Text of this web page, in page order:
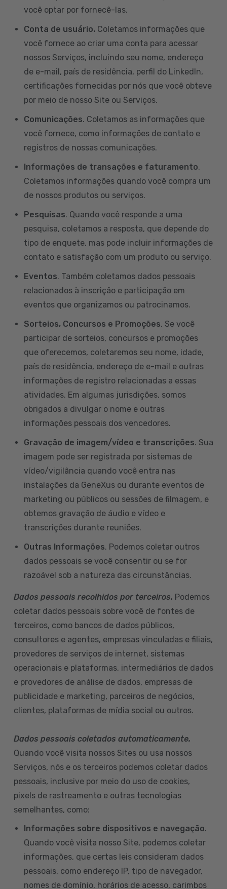
você optar por fornecê-las.
Conta de usuário. Coletamos informações que
você fornece ao criar uma conta para acessar
nossos Serviços, incluindo seu nome, endereço
de e-mail, país de residência, perfil do LinkedIn,
certificações fornecidas por nós que você obteve
por meio de nosso Site ou Serviços.
Comunicações. Coletamos as informações que
você fornece, como informações de contato e
registros de nossas comunicações.
Informações de transações e faturamento.
Coletamos informações quando você compra um
de nossos produtos ou serviços.
Pesquisas. Quando você responde a uma
pesquisa, coletamos a resposta, que depende do
tipo de enquete, mas pode incluir informações de
contato e satisfação com um produto ou serviço.
Eventos. Também coletamos dados pessoais
relacionados à inscrição e participação em
eventos que organizamos ou patrocinamos.
Sorteios, Concursos e Promoções. Se você
participar de sorteios, concursos e promoções
que oferecemos, coletaremos seu nome, idade,
país de residência, endereço de e-mail e outras
informações de registro relacionadas a essas
atividades. Em algumas jurisdições, somos
obrigados a divulgar o nome e outras
informações pessoais dos vencedores.
Gravação de imagem/vídeo e transcrições. Sua
imagem pode ser registrada por sistemas de
vídeo/vigilância quando você entra nas
instalações da GeneXus ou durante eventos de
marketing ou públicos ou sessões de filmagem, e
obtemos gravação de áudio e vídeo e
transcrições durante reuniões.
Outras Informações. Podemos coletar outros
dados pessoais se você consentir ou se for
razoável sob a natureza das circunstâncias.
Dados pessoais recolhidos por terceiros. Podemos
coletar dados pessoais sobre você de fontes de
terceiros, como bancos de dados públicos,
consultores e agentes, empresas vinculadas e filiais,
provedores de serviços de internet, sistemas
operacionais e plataformas, intermediários de dados
e provedores de análise de dados, empresas de
publicidade e marketing, parceiros de negócios,
clientes, plataformas de mídia social ou outros.
Dados pessoais coletados automaticamente.
Quando você visita nossos Sites ou usa nossos
Serviços, nós e os terceiros podemos coletar dados
pessoais, inclusive por meio do uso de cookies,
pixels de rastreamento e outras tecnologias
semelhantes, como:
Informações sobre dispositivos e navegação.
Quando você visita nosso Site, podemos coletar
informações, que certas leis consideram dados
pessoais, como endereço IP, tipo de navegador,
nomes de domínio, horários de acesso, carimbos